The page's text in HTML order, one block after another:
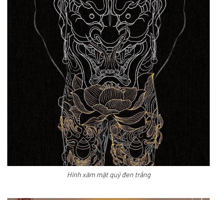
Hình xăm mặt quỷ đen trắng